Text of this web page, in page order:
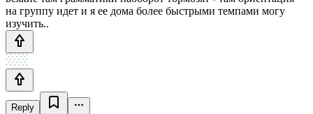
на группу идет и я ее дома более быстрыми темпами могу
изучить..
Reply